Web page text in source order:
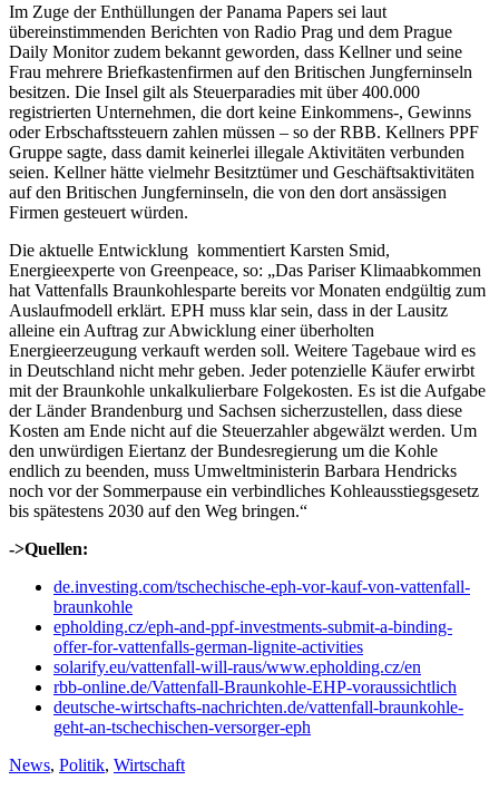
Im Zuge der Enthüllungen der Panama Papers sei laut
übereinstimmenden Berichten von Radio Prag und dem Prague
Daily Monitor zudem bekannt geworden, dass Kellner und seine
Frau mehrere Briefkastenfirmen auf den Britischen Jungferninseln
besitzen. Die Insel gilt als Steuerparadies mit über 400.000
registrierten Unternehmen, die dort keine Einkommens-, Gewinns
oder Erbschaftssteuern zahlen müssen – so der RBB. Kellners PPF
Gruppe sagte, dass damit keinerlei illegale Aktivitäten verbunden
seien. Kellner hätte vielmehr Besitztümer und Geschäftsaktivitäten
auf den Britischen Jungferninseln, die von den dort ansässigen
Firmen gesteuert würden.
Die aktuelle Entwicklung kommentiert Karsten Smid,
Energieexperte von Greenpeace, so: „Das Pariser Klimaabkommen
hat Vattenfalls Braunkohlesparte bereits vor Monaten endgültig zum
Auslaufmodell erklärt. EPH muss klar sein, dass in der Lausitz
alleine ein Auftrag zur Abwicklung einer überholten
Energieerzeugung verkauft werden soll. Weitere Tagebaue wird es
in Deutschland nicht mehr geben. Jeder potenzielle Käufer erwirbt
mit der Braunkohle unkalkulierbare Folgekosten. Es ist die Aufgabe
der Länder Brandenburg und Sachsen sicherzustellen, dass diese
Kosten am Ende nicht auf die Steuerzahler abgewälzt werden. Um
den unwürdigen Eiertanz der Bundesregierung um die Kohle
endlich zu beenden, muss Umweltministerin Barbara Hendricks
noch vor der Sommerpause ein verbindliches Kohleausstiegsgesetz
bis spätestens 2030 auf den Weg bringen.“
->Quellen:
de.investing.com/tschechische-eph-vor-kauf-von-vattenfall-
braunkohle
epholding.cz/eph-and-ppf-investments-submit-a-binding-
offer-for-vattenfalls-german-lignite-activities
solarify.eu/vattenfall-will-raus/www.epholding.cz/en
rbb-online.de/Vattenfall-Braunkohle-EHP-voraussichtlich
deutsche-wirtschafts-nachrichten.de/vattenfall-braunkohle-
geht-an-tschechischen-versorger-eph
Kategorien
News, Politik, Wirtschaft